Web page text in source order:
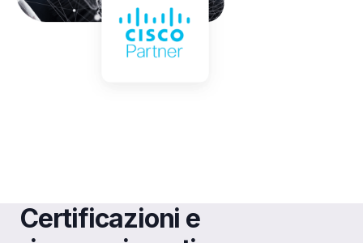
Certificazioni e